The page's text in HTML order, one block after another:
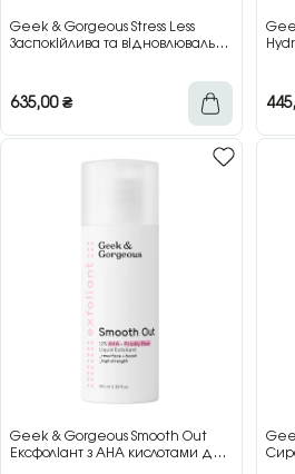
Geek & Gorgeous Stress Less
Заспокійлива та відновлювальна
635,00₴
Geek & Gorgeous Smooth Out
Ексфоліант з AHA кислотами для